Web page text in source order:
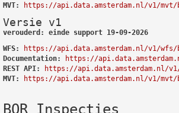
MVT:
https://api.data.amsterdam.nl/v1/mvt/
Versie v1
verouderd: einde support 19-09-2026
WFS:
https://api.data.amsterdam.nl/v1/wfs/
Documentation:
https://
REST API:
https://api.data.amsterdam.nl/v1/
MVT:
https://api.data.amsterdam.nl/v1/mvt/
BOR Inspecties